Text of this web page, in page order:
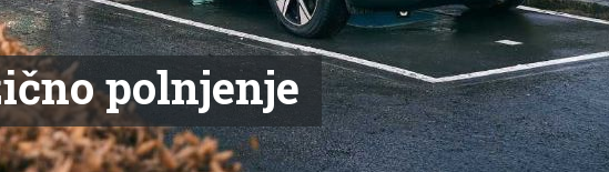
polnjenje